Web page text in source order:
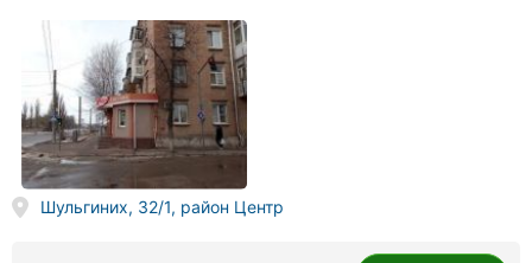
Шульгиних, 32/1, район Центр